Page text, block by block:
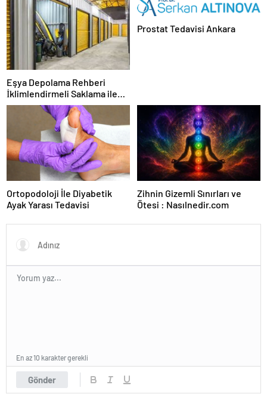
Eşya Depolama Rehberi
İklimlendirmeli Saklama ile
Güvenli Kullanım
Prostat Tedavisi Ankara
Ortopodoloji İle Diyabetik
Ayak Yarası Tedavisi
Zihnin Gizemli Sınırları ve
Ötesi : Nasılnedir.com
Gönder
En az 10 karakter gerekli